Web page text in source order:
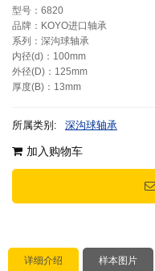
型号：6820
品牌：KOYO进口轴承
系列：深沟球轴承
内径(d)：100mm
外径(D)：125mm
厚度(B)：13mm
所属类别: 深沟球轴承
加入购物车
详细介绍 样本图片